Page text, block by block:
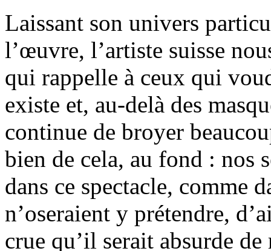
Laissant son univers
l’œuvre, l’artiste suisse
qui rappelle à ceux qui
existe et, au-delà des
continue de broyer
bien de cela, au fond : nos
dans ce spectacle, comme
n’oseraient y prétendre,
crue qu’il serait absurde